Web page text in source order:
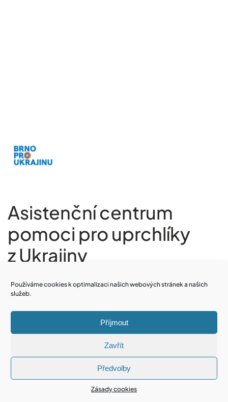
Používáme cookies k optimalizaci našich webových stránek a našich
služeb.
Příjmout
Zavřít
Předvolby
Zásady cookies
Asistenční centrum
pomoci pro uprchlíky
z Ukrajiny
INFORMACE Z OBECNÍHO ÚŘADU,HOMEPAGE
Asistenční centrum pomoci pro uprchlíky z Ukrajiny má
otevřeno 24 hodin denně.
Registraci u cizinecké
policie, víza u odboru
migrační politiky
Ministerstvo
vnitra,